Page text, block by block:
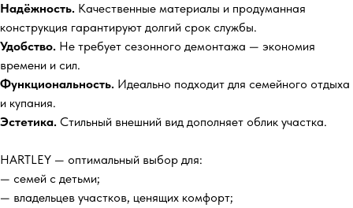
Надёжность. Качественные материалы и продуманная
конструкция гарантируют долгий срок службы.
Удобство. Не требует сезонного демонтажа — экономия
времени и сил.
Функциональность. Идеально подходит для семейного отдыха
и купания.
Эстетика. Стильный внешний вид дополняет облик участка.
HARTLEY — оптимальный выбор для:
— семей с детьми;
— владельцев участков, ценящих комфорт;